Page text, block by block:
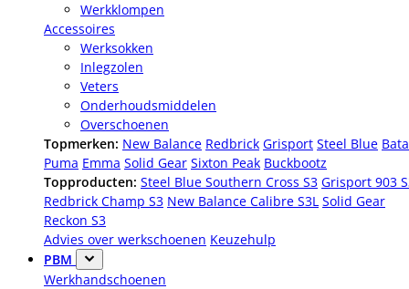
Werkklompen
Accessoires
Werksokken
Inlegzolen
Veters
Onderhoudsmiddelen
Overschoenen
Topmerken: New Balance Redbrick Grisport Steel Blue Bata
Puma Emma Solid Gear Sixton Peak Buckbootz
Topproducten: Steel Blue Southern Cross S3 Grisport 903
Redbrick Champ S3 New Balance Calibre S3L Solid Gear
Reckon S3
Advies over werkschoenen Keuzehulp
PBM
Werkhandschoenen